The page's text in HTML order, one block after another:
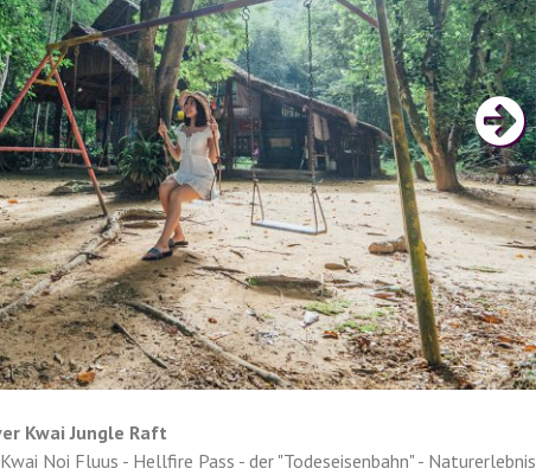
Kwai Jungle Raft
Noi Fluus - Hellfire Pass - der "Todeseisenbahn" - Naturerlebnis